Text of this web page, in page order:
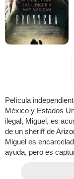
Película
México y Estados
ilegal, Miguel, es
de un sheriff de
Miguel es
ayuda, pero es